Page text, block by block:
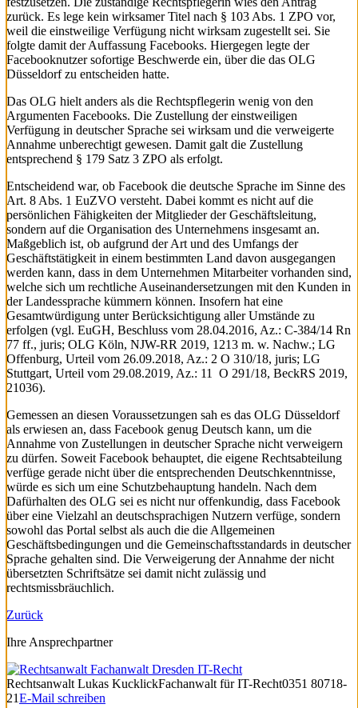
zurück. Es lege kein wirksamer Titel nach § 103 Abs. 1 ZPO vor,
weil die einstweilige Verfügung nicht wirksam zugestellt sei. Sie
folgte damit der Auffassung Facebooks. Hiergegen legte der
Facebooknutzer sofortige Beschwerde ein, über die das OLG
Düsseldorf zu entscheiden hatte.
Das OLG hielt anders als die Rechtspflegerin wenig von den
Argumenten Facebooks. Die Zustellung der einstweiligen
Verfügung in deutscher Sprache sei wirksam und die verweigerte
Annahme unberechtigt gewesen. Damit galt die Zustellung
entsprechend § 179 Satz 3 ZPO als erfolgt.
Entscheidend war, ob Facebook die deutsche Sprache im Sinne des
Art. 8 Abs. 1 EuZVO versteht. Dabei kommt es nicht auf die
persönlichen Fähigkeiten der Mitglieder der Geschäftsleitung,
sondern auf die Organisation des Unternehmens insgesamt an.
Maßgeblich ist, ob aufgrund der Art und des Umfangs der
Geschäftstätigkeit in einem bestimmten Land davon ausgegangen
werden kann, dass in dem Unternehmen Mitarbeiter vorhanden sind,
welche sich um rechtliche Auseinandersetzungen mit den Kunden in
der Landessprache kümmern können. Insofern hat eine
Gesamtwürdigung unter Berücksichtigung aller Umstände zu
erfolgen (vgl. EuGH, Beschluss vom 28.04.2016, Az.: C-384/14 Rn
77 ff., juris; OLG Köln, NJW-RR 2019, 1213 m. w. Nachw.; LG
Offenburg, Urteil vom 26.09.2018, Az.: 2 O 310/18, juris; LG
Stuttgart, Urteil vom 29.08.2019, Az.: 11 O 291/18, BeckRS 2019,
21036).
Gemessen an diesen Voraussetzungen sah es das OLG Düsseldorf
als erwiesen an, dass Facebook genug Deutsch kann, um die
Annahme von Zustellungen in deutscher Sprache nicht verweigern
zu dürfen. Soweit Facebook behauptet, die eigene Rechtsabteilung
verfüge gerade nicht über die entsprechenden Deutschkenntnisse,
würde es sich um eine Schutzbehauptung handeln. Nach dem
Dafürhalten des OLG sei es nicht nur offenkundig, dass Facebook
über eine Vielzahl an deutschsprachigen Nutzern verfüge, sondern
sowohl das Portal selbst als auch die die Allgemeinen
Geschäftsbedingungen und die Gemeinschaftsstandards in deutscher
Sprache gehalten sind. Die Verweigerung der Annahme der nicht
übersetzten Schriftsätze sei damit nicht zulässig und
rechtsmissbräuchlich.
Zurück
Ihre Ansprechpartner
Rechtsanwalt Lukas KucklickFachanwalt für IT-Recht0351 80718-
21E-Mail schreiben